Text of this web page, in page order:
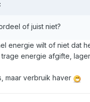
of juist niet?
energie wilt of niet dat
trage energie afgifte,
maar verbruik haver